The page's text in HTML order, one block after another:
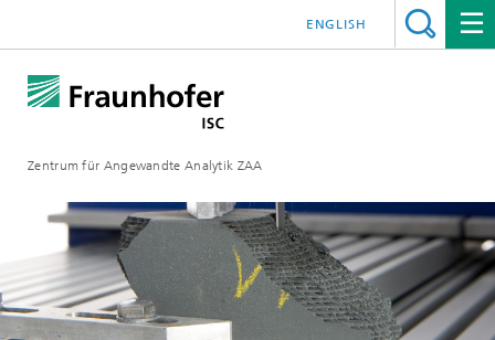
Zentrum für Angewandte Analytik ZAA
ENGLISH